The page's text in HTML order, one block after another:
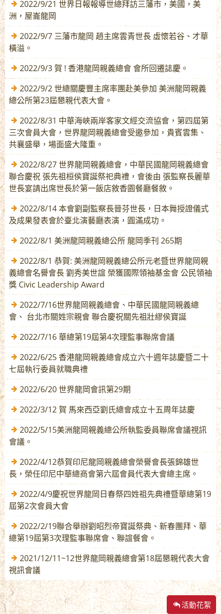
2022/9/21 世界日報報導世總拜訪三藩市，美國，美
洲，屋崙龍岡
2022/9/7 三藩市龍岡 趙主席雲青世長 虛懷若谷、才華
橫溢。
2022/9/3 賀 ! 香港龍岡親義總會 會所回遷誌慶。
2022/9/2 世總關慶豐主席率團赴美參加 美洲龍岡親義
總公所第23屆懇親代表大會。
2022/8/31 中華海峽兩岸客家文經交流協會，第四屆第
三次會員大會，世界龍岡親義總會受邀參加，貴賓雲集、
共襄盛舉，場面盛大隆重。
2022/8/27 世界龍岡親義總會，中華民國龍岡親義總會
聯合慶祝 張先祖桓侯寶誕祭祀典禮，會後由 張監察長麗華
世長宴請出席世長於第一飯店敘香園餐廳餐敘。
2022/8/14 本會劉副監察長晉芬世長，日本舞授證儀式
及成果發表會於臺北演藝廳表演，圓滿成功。
2022/8/1 美洲龍岡親義總公所 龍岡季刊 265期
2022/8/1 恭賀: 美洲龍岡親義總公所元老暨世界龍岡親
義總會名譽會長 劉秀美世誼 榮獲國際領袖基金會 公民領袖
獎 Civic Leadership Award
2022/7/16世界龍岡親義總會、中華民國龍岡親義總
會、 台北市關姓宗親會 聯合慶祝關先祖壯繆侯寶誕
2022/7/16 華總第19屆第4次理監事聯席會議
2022/6/25 香港龍岡親義總會成立六十週年誌慶暨二十
七屆執行委員就職典禮
2022/6/20 世界龍岡會訊第29期
2022/3/12 賀 馬來西亞劉氏總會成立十五周年誌慶
2022/5/15美洲龍岡親義總公所執監委員聯席會議視訊
會議。
2022/4/12恭賀印尼龍岡親義總會榮譽會長張錦雄世
長，榮任印尼中華總商會第六屆會員代表大會總主席。
2022/4/9慶祝世界龍岡日春祭四姓祖先典禮暨華總第19
屆第2次會員大會
2022/2/19聯合舉辦劉昭烈帝寶誕祭典、新春團拜、華
總第19屆第3次理監事聯席會、聯誼餐會。
2021/12/11~12世界龍岡親義總會第18屆懇親代表大會
視訊會議
活動花絮